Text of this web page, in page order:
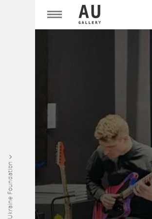
Art Ukraine Foundation